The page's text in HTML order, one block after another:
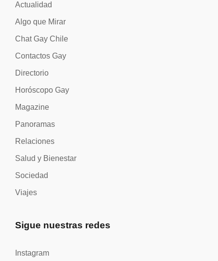
Actualidad
Algo que Mirar
Chat Gay Chile
Contactos Gay
Directorio
Horóscopo Gay
Magazine
Panoramas
Relaciones
Salud y Bienestar
Sociedad
Viajes
Sigue nuestras redes
Instagram